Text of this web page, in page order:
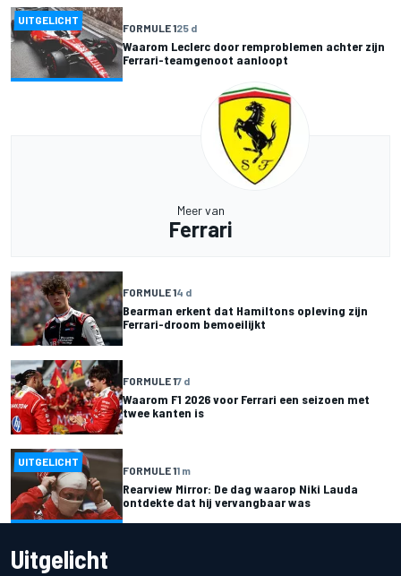
UITGELICHT
FORMULE 125 d
Waarom Leclerc door remproblemen achter zijn
Ferrari-teamgenoot aanloopt
Meer van
Ferrari
FORMULE 14 d
Bearman erkent dat Hamiltons opleving zijn
Ferrari-droom bemoeilijkt
FORMULE 17 d
Waarom F1 2026 voor Ferrari een seizoen met
twee kanten is
UITGELICHT
FORMULE 11 m
Rearview Mirror: De dag waarop Niki Lauda
ontdekte dat hij vervangbaar was
Uitgelicht